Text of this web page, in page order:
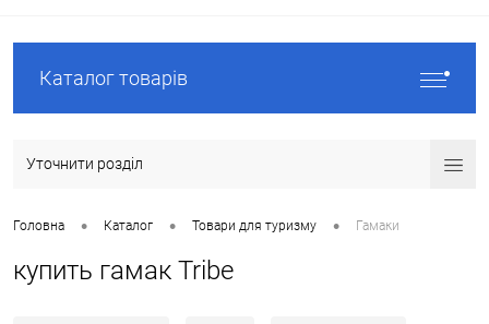
Каталог товарів
Уточнити розділ
Головна • Каталог • Товари для туризму • Гамаки
купить гамак Tribe